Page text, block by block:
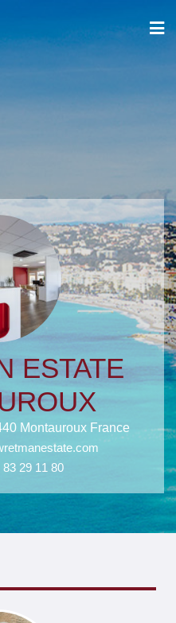
Montauroux France
29 11 80